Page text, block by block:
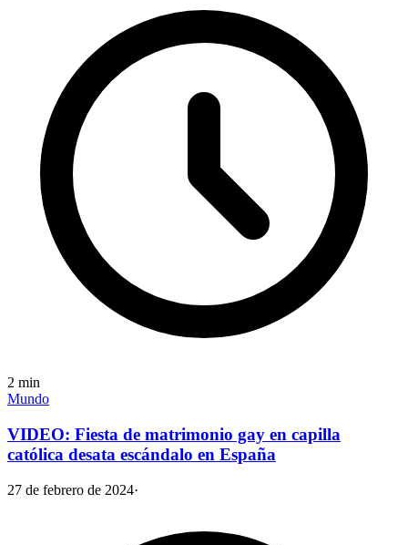
2 min
Mundo
VIDEO: Fiesta de matrimonio gay en capilla
católica desata escándalo en España
27 de febrero de 2024·